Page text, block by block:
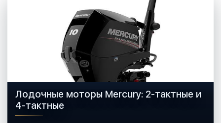
Лодочные моторы Mercury: 2-тактные и
4-тактные